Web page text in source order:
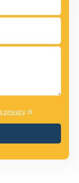
privacydi